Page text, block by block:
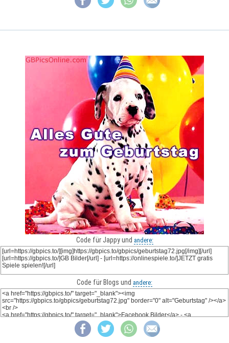
Code für Jappy und andere:
Code für Blogs und andere: